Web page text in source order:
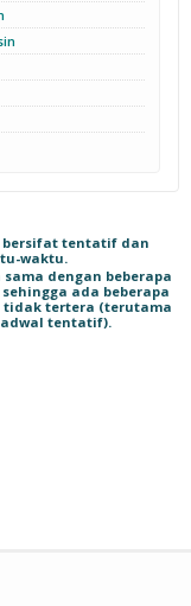
-
POE
Veloz // Waingapu -
Lombok // W 1233 VU
bersifat tentatif dan
waktu.
sama dengan beberapa
ada beberapa
tidak tertera (terutama
tentatif).